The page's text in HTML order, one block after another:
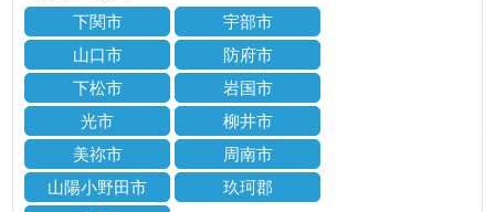
下関市
宇部市
山口市
防府市
下松市
岩国市
光市
柳井市
美祢市
周南市
山陽小野田市
玖珂郡